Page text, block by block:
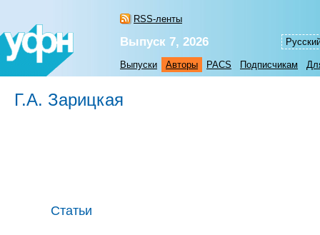
RSS-ленты
Выпуск 7, 2026
Выпуски Авторы PACS Подписчикам
Г.А. Зарицкая
Статьи